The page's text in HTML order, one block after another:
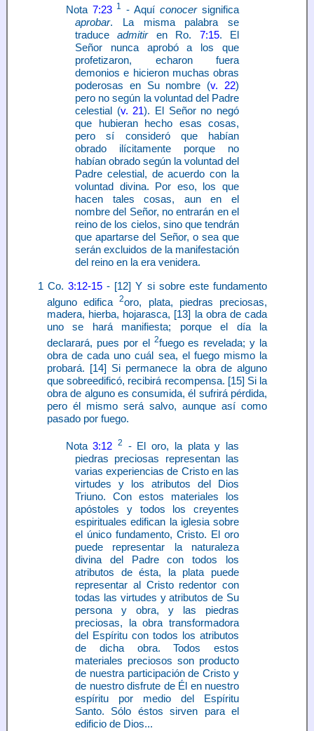
Nota 7:23 1 - Aquíconocersignifica
aprobar. La misma palabra se
traduceadmitiren Ro. 7:15. El
Señor nunca aprobó a los que
profetizaron, echaron fuera
demonios e hicieron muchas obras
poderosas en Su nombre (v. 22)
pero no según la voluntad del Padre
celestial (v. 21). El Señor no negó
que hubieran hecho esas cosas,
pero sí consideró que habían
obrado ilícitamente porque no
habían obrado según la voluntad del
Padre celestial, de acuerdo con la
voluntad divina. Por eso, los que
hacen tales cosas, aun en el
nombre del Señor, no entrarán en el
reino de los cielos, sino que tendrán
que apartarse del Señor, o sea que
serán excluidos de la manifestación
del reino en la era venidera.
1 Co. 3:12-15- [12] Y si sobre este fundamento
alguno edifica2oro, plata, piedras preciosas,
madera, hierba, hojarasca, [13] la obra de cada
uno se hará manifiesta; porque el día la
declarará, pues por el
2fuego es revelada; y la
obra de cada uno cuál sea, el fuego mismo la
probará. [14] Si permanece la obra de alguno
que sobreedificó, recibirá recompensa. [15] Si la
obra de alguno es consumida, él sufrirá pérdida,
pero él mismo será salvo, aunque así como
pasado por fuego.
Nota3:12 2
- El oro, la plata y las
piedras preciosas representan las
varias experiencias de Cristo en las
virtudes y los atributos del Dios
Triuno. Con estos materiales los
apóstoles y todos los creyentes
espirituales edifican la iglesia sobre
el único fundamento, Cristo. El oro
puede representar la naturaleza
divina del Padre con todos los
atributos de ésta, la plata puede
representar al Cristo redentor con
todas las virtudes y atributos de Su
persona y obra, y las piedras
preciosas, la obra transformadora
del Espíritu con todos los atributos
de dicha obra. Todos estos
materiales preciosos son producto
de nuestra participación de Cristo y
de nuestro disfrute de Él en nuestro
espíritu por medio del Espíritu
Santo. Sólo éstos sirven para el
edificio de Dios...